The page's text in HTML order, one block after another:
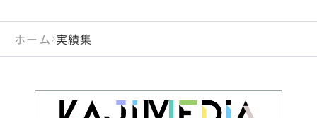
ホーム 実績集